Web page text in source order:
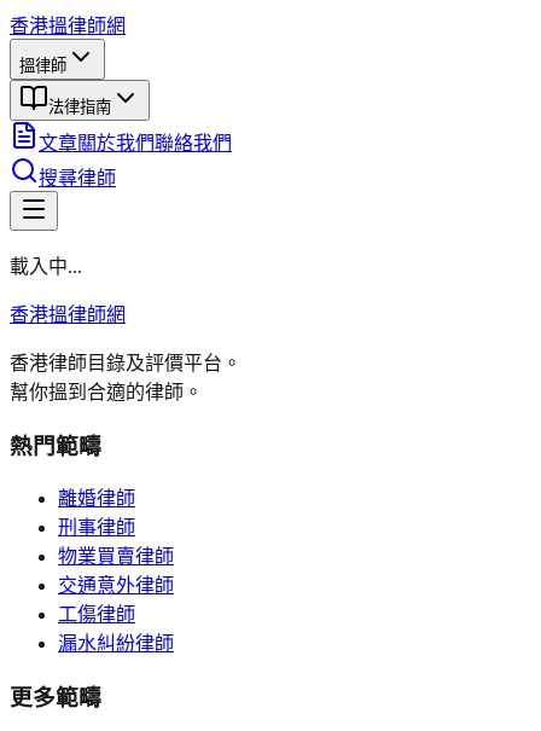
香港搵律師網
搵律師
法律指南
文章關於我們聯絡我們
搜尋律師
載入中...
香港搵律師網
香港律師目錄及評價平台。
幫你搵到合適的律師。
熱門範疇
離婚律師
刑事律師
物業買賣律師
交通意外律師
工傷律師
漏水糾紛律師
更多範疇